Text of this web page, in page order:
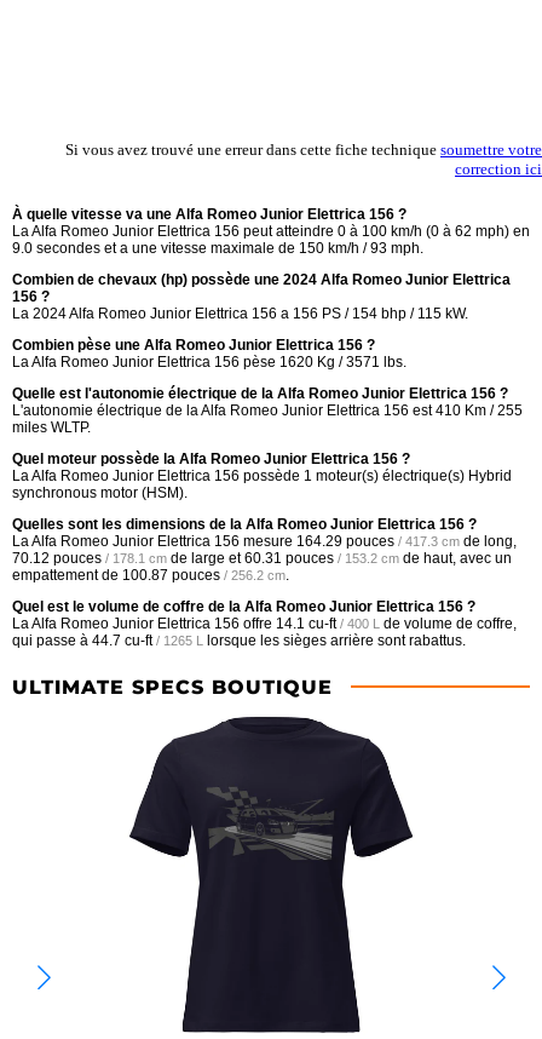
Si vous avez trouvé une erreur dans cette fiche technique soumettre votre
correction ici
À quelle vitesse va une Alfa Romeo Junior Elettrica 156 ?
La Alfa Romeo Junior Elettrica 156 peut atteindre 0 à 100 km/h (0 à 62 mph) en
9.0 secondes et a une vitesse maximale de 150 km/h / 93 mph.
Combien de chevaux (hp) possède une 2024 Alfa Romeo Junior Elettrica
156 ?
La 2024 Alfa Romeo Junior Elettrica 156 a 156 PS / 154 bhp / 115 kW.
Combien pèse une Alfa Romeo Junior Elettrica 156 ?
La Alfa Romeo Junior Elettrica 156 pèse 1620 Kg / 3571 lbs.
Quelle est l'autonomie électrique de la Alfa Romeo Junior Elettrica 156 ?
L'autonomie électrique de la Alfa Romeo Junior Elettrica 156 est 410 Km / 255
miles WLTP.
Quel moteur possède la Alfa Romeo Junior Elettrica 156 ?
La Alfa Romeo Junior Elettrica 156 possède 1 moteur(s) électrique(s) Hybrid
synchronous motor (HSM).
Quelles sont les dimensions de la Alfa Romeo Junior Elettrica 156 ?
La Alfa Romeo Junior Elettrica 156 mesure 164.29 pouces / 417.3 cm de long,
70.12 pouces / 178.1 cm de large et60.31 pouces / 153.2 cm de haut, avec un
empattement de 100.87 pouces / 256.2 cm
Quel est le volume de coffre de la Alfa Romeo Junior Elettrica 156 ?
La Alfa Romeo Junior Elettrica 156 offre 14.1 cu-ft / 400 L de volume de coffre,
qui passe à 44.7 cu-ft / 1265 L lorsque les sièges arrière sont rabattus.
ULTIMATE SPECS BOUTIQUE